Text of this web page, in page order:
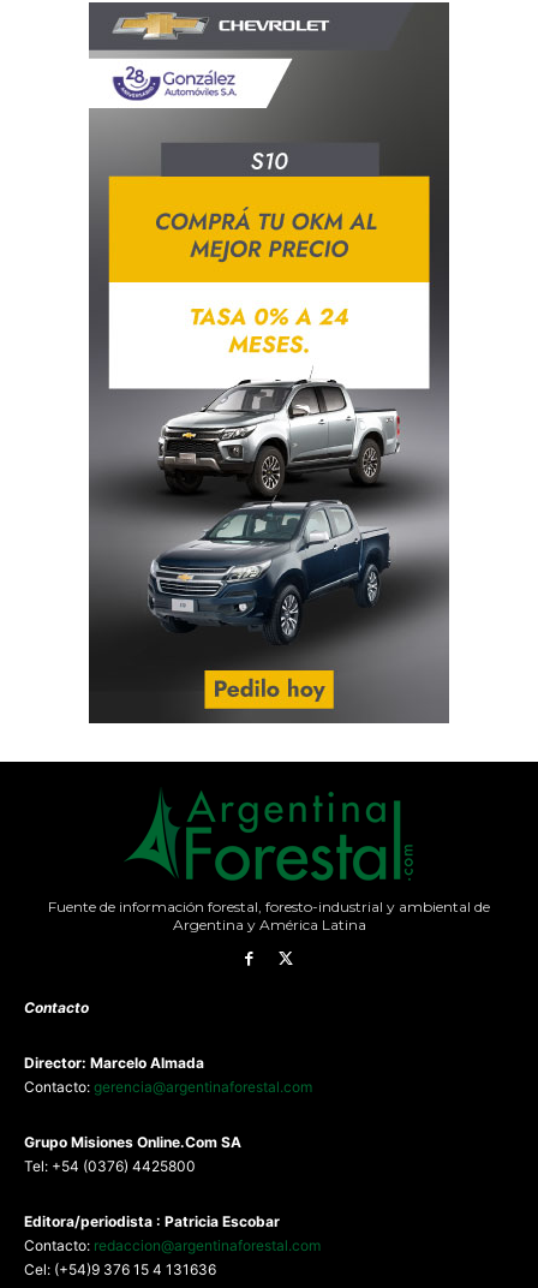
Fuente de información forestal, foresto-industrial y ambiental de
Argentina y América Latina
Contacto
Director: Marcelo Almada
Contacto: gerencia@argentinaforestal.com
Grupo Misiones Online.Com SA
Tel: +54 (0376) 4425800
Editora/periodista : Patricia Escobar
Contacto: redaccion@argentinaforestal.com
Cel: (+54)9 376 15 4 131636